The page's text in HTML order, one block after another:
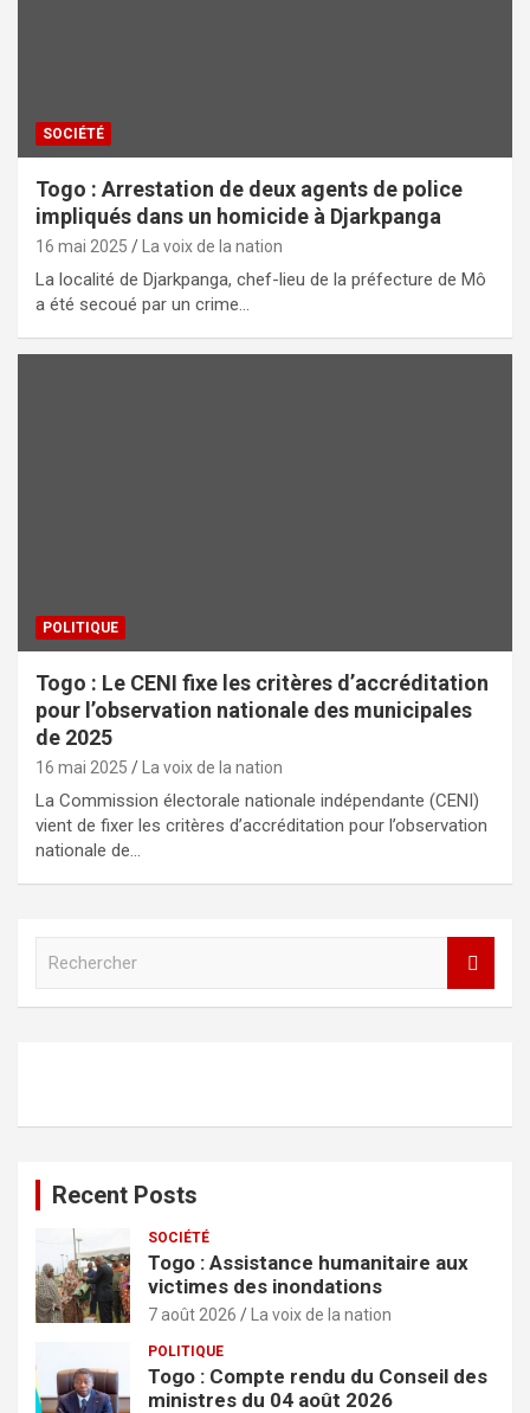
SOCIÉTÉ
Togo : Arrestation de deux agents de police
impliqués dans un homicide à Djarkpanga
16 mai 2025 La voix de la nation
La localité de Djarkpanga, chef-lieu de la préfecture de Mô
a été secoué par un crime…
POLITIQUE
Togo : Le CENI fixe les critères d’accréditation
pour l’observation nationale des municipales
de 2025
16 mai 2025 La voix de la nation
La Commission électorale nationale indépendante (CENI)
vient de fixer les critères d’accréditation pour l’observation
nationale de…
h
Recent Posts
SOCIÉTÉ
Togo : Assistance humanitaire aux
victimes des inondations
7 août 2026 La voix de la nation
POLITIQUE
Togo : Compte rendu du Conseil des
ministres du 04 août 2026